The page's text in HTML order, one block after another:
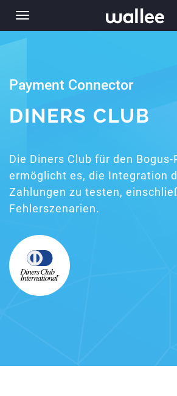
Toggle
navigation
Payment Connector
DINERS CLUB
Die Diners Club für den Bogus-
ermöglicht es, die Integration
Zahlungen zu testen,
Fehlerszenarien.